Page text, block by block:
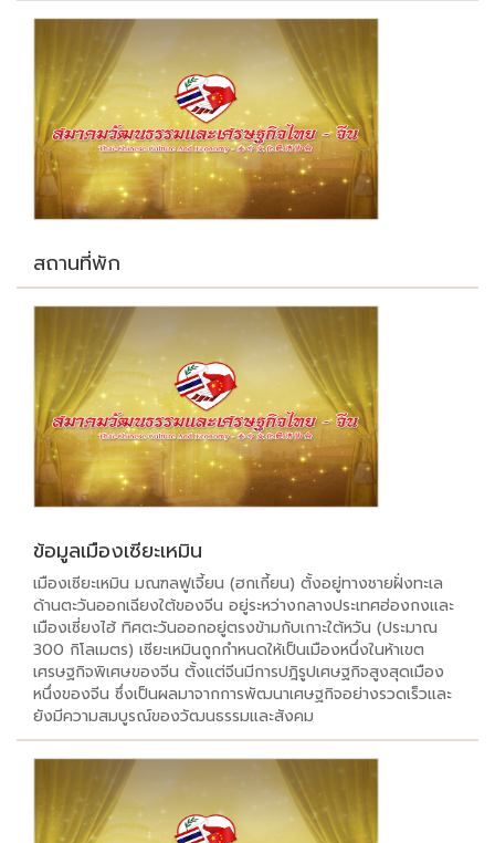
สถานที่พัก
ข้อมูลเมืองเซียะเหมิน
เมืองเซียะเหมิน มณฑลฟูเจี้ยน (ฮกเกี้ยน) ตั้งอยู่ทางชายฝั่งทะเล
ด้านตะวันออกเฉียงใต้ของจีน อยู่ระหว่างกลางประเทศฮ่องกงและ
เมืองเซี่ยงไฮ้ ทิศตะวันออกอยู่ตรงข้ามกับเกาะใต้หวัน (ประมาณ
300 กิโลเมตร) เซียะเหมินถูกกำหนดให้เป็นเมืองหนึ่งในห้าเขต
เศรษฐกิจพิเศษของจีน ตั้งแต่จีนมีการปฎิรูปเศษฐกิจสูงสุดเมือง
หนึ่งของจีน ซึ่งเป็นผลมาจากการพัฒนาเศษฐกิจอย่างรวดเร็วและ
ยังมีความสมบูรณ์ของวัฒนธรรมและสังคม